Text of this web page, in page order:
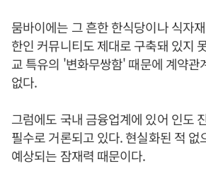
뭄바이에는 그 흔한 한식당이나 식자
한인 커뮤니티도 제대로 구축돼 있지
교 특유의 '변화무쌍함' 때문에 계약관
없다.
그럼에도 국내 금융업계에 있어 인도
필수로 거론되고 있다. 현실화된 적 없
예상되는 잠재력 때문이다.